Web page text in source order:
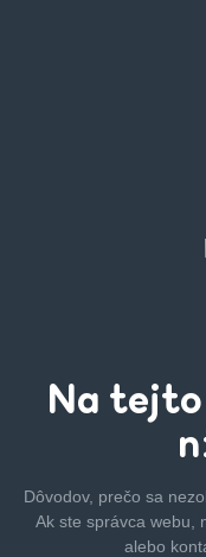
Na tejto
Dôvodov, prečo sa
Ak ste správca webu,
alebo